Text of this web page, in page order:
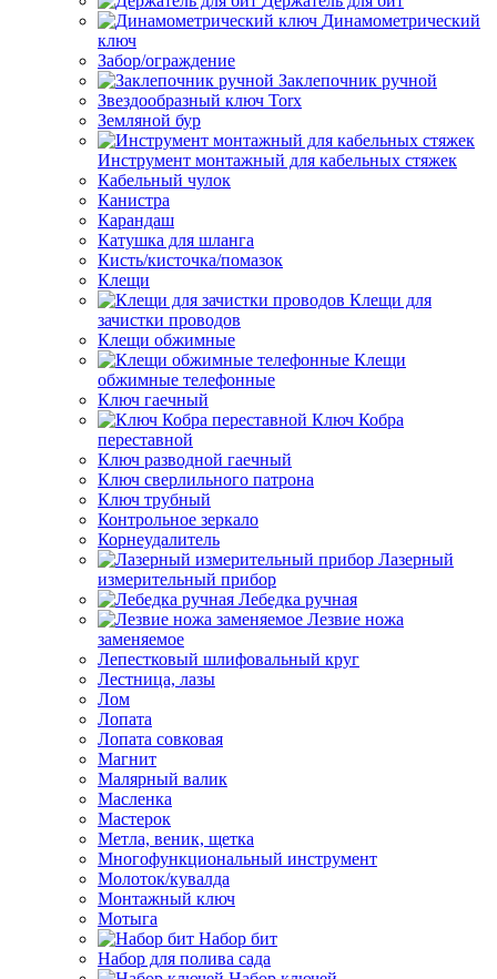
Динамометрический
ключ
Забор/ограждение
Заклепочник ручной
Звездообразный ключ Torx
Земляной бур
Инструмент монтажный для кабельных стяжек
Кабельный чулок
Канистра
Карандаш
Катушка для шланга
Кисть/кисточка/помазок
Клещи
Клещи для
зачистки проводов
Клещи обжимные
Клещи
обжимные телефонные
Ключ гаечный
Ключ Кобра
переставной
Ключ разводной гаечный
Ключ сверлильного патрона
Ключ трубный
Контрольное зеркало
Корнеудалитель
Лазерный
измерительный прибор
Лебедка ручная
Лезвие ножа
заменяемое
Лепестковый шлифовальный круг
Лестница, лазы
Лом
Лопата
Лопата совковая
Магнит
Малярный валик
Масленка
Мастерок
Метла, веник, щетка
Многофункциональный инструмент
Молоток/кувалда
Монтажный ключ
Мотыга
Набор бит
Набор для полива сада